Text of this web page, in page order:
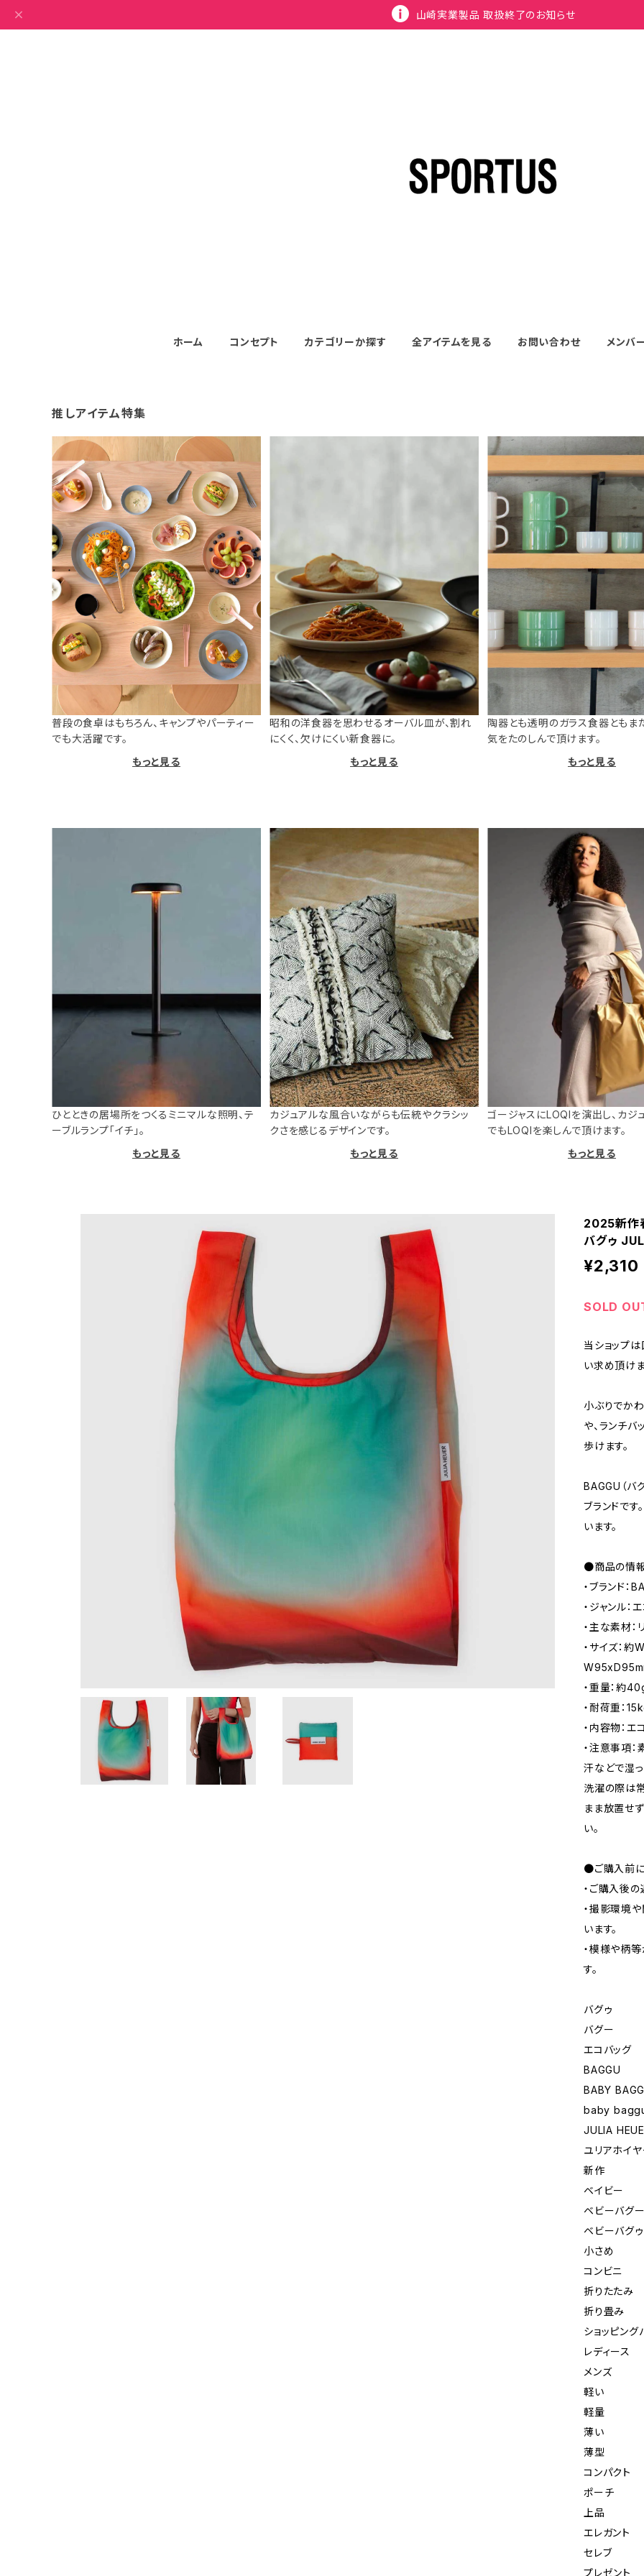
山崎実業製品 取扱終了のお知らせ
ホーム コンセプト カテゴリーか探す 全アイテムを見る お問い合わせ メンバ
推しアイテム特集
普段の食卓はもちろん、キャンプやパーティー
でも大活躍です。
もっと見る
昭和の洋食器を思わせるオーバル皿が、割れ
にくく、欠けにくい新食器に。
もっと見る
陶器とも透明のガラス食器ともま
気をたのしんで頂けます。
もっと見る
ひとときの居場所をつくるミニマルな照明、テ
ーブルランプ「イチ」。
もっと見る
カジュアルな風合いながらも伝統やクラシッ
クさを感じるデザインです。
もっと見る
ゴージャスにLOQIを演出し、カジ
でもLOQIを楽しんで頂けます。
もっと見る
2025新作
バグゥ
¥2,310
SOLD
当ショップ
い求め頂けま
小ぶりでか
や、ランチ
歩けます。
BAGGU（バ
ブランドです
います。
●商品の情
・ブランド：
・ジャンル：
・主な素材：
・サイズ：
・重量：約
・耐荷重：
・内容物：
・注意事項
汗などで湿
洗濯の際は
まま放置せ
い。
●ご購入前
・ご購入後
・撮影環境
います。
・模様や柄
す。
バグゥ
バグー
エコバッグ
BAGGU
BABY
baby
JULIA
ユリアホイ
新作
ベイビー
ベビーバグ
ベビーバグゥ
小さめ
コンビニ
折りたたみ
折り畳み
ショッピング
レディース
メンズ
軽い
軽量
薄い
薄型
コンパクト
ポーチ
上品
エレガント
セレブ
プレゼント